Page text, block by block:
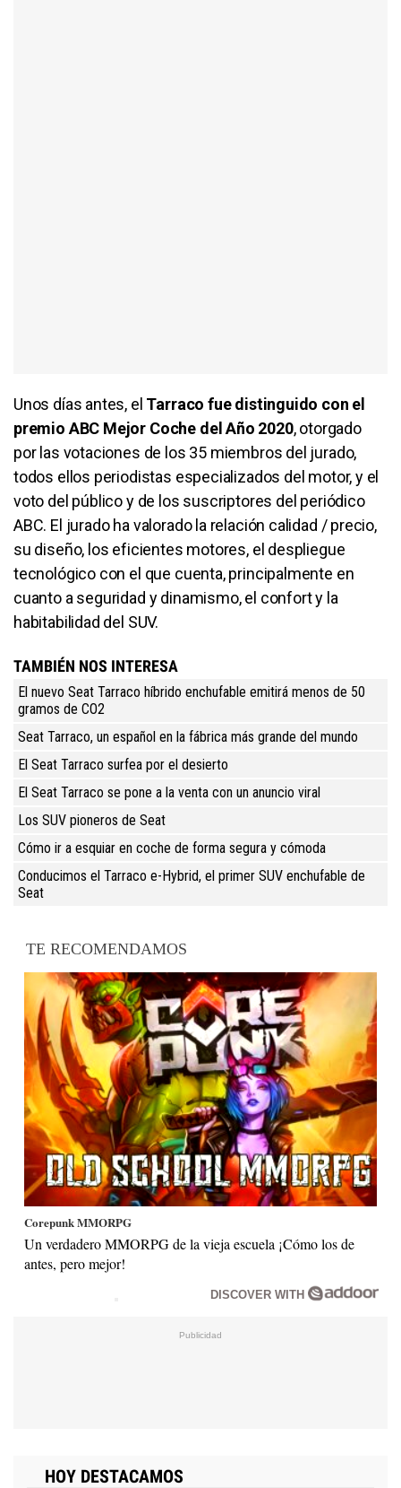
Unos días antes, el Tarraco fue distinguido con el
premio ABC Mejor Coche del Año 2020, otorgado
por las votaciones de los 35 miembros del jurado,
todos ellos periodistas especializados del motor, y el
voto del público y de los suscriptores del periódico
ABC. El jurado ha valorado la relación calidad / precio,
su diseño, los eficientes motores, el despliegue
tecnológico con el que cuenta, principalmente en
cuanto a seguridad y dinamismo, el confort y la
habitabilidad del SUV.
TAMBIÉN NOS INTERESA
El nuevo Seat Tarraco híbrido enchufable emitirá menos de 50
gramos de CO2
Seat Tarraco, un español en la fábrica más grande del mundo
El Seat Tarraco surfea por el desierto
El Seat Tarraco se pone a la venta con un anuncio viral
Los SUV pioneros de Seat
Cómo ir a esquiar en coche de forma segura y cómoda
Conducimos el Tarraco e-Hybrid, el primer SUV enchufable de
Seat
TE RECOMENDAMOS
Corepunk MMORPG
Un verdadero MMORPG de la vieja escuela ¡Cómo los de
antes, pero mejor!
DISCOVER WITH
HOY DESTACAMOS